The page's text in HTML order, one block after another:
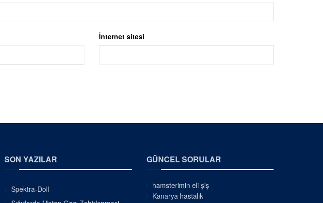
İnternet sitesi
SON YAZILAR
Spektra-Doll
GÜNCEL SORULAR
hamsterimin eli şiş
Kanarya hastalık